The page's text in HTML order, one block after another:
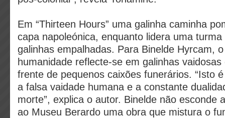
Em “Thirteen Hours” uma galinha caminha
capa napoleónica, enquanto lidera uma
galinhas empalhadas. Para Binelde Hyrcam,
humanidade reflecte-se em galinhas
frente de pequenos caixões funerários. “Isto
a falsa vaidade humana e a constante
morte”, explica o autor. Binelde não esconde
ao Museu Berardo uma obra que mistura o